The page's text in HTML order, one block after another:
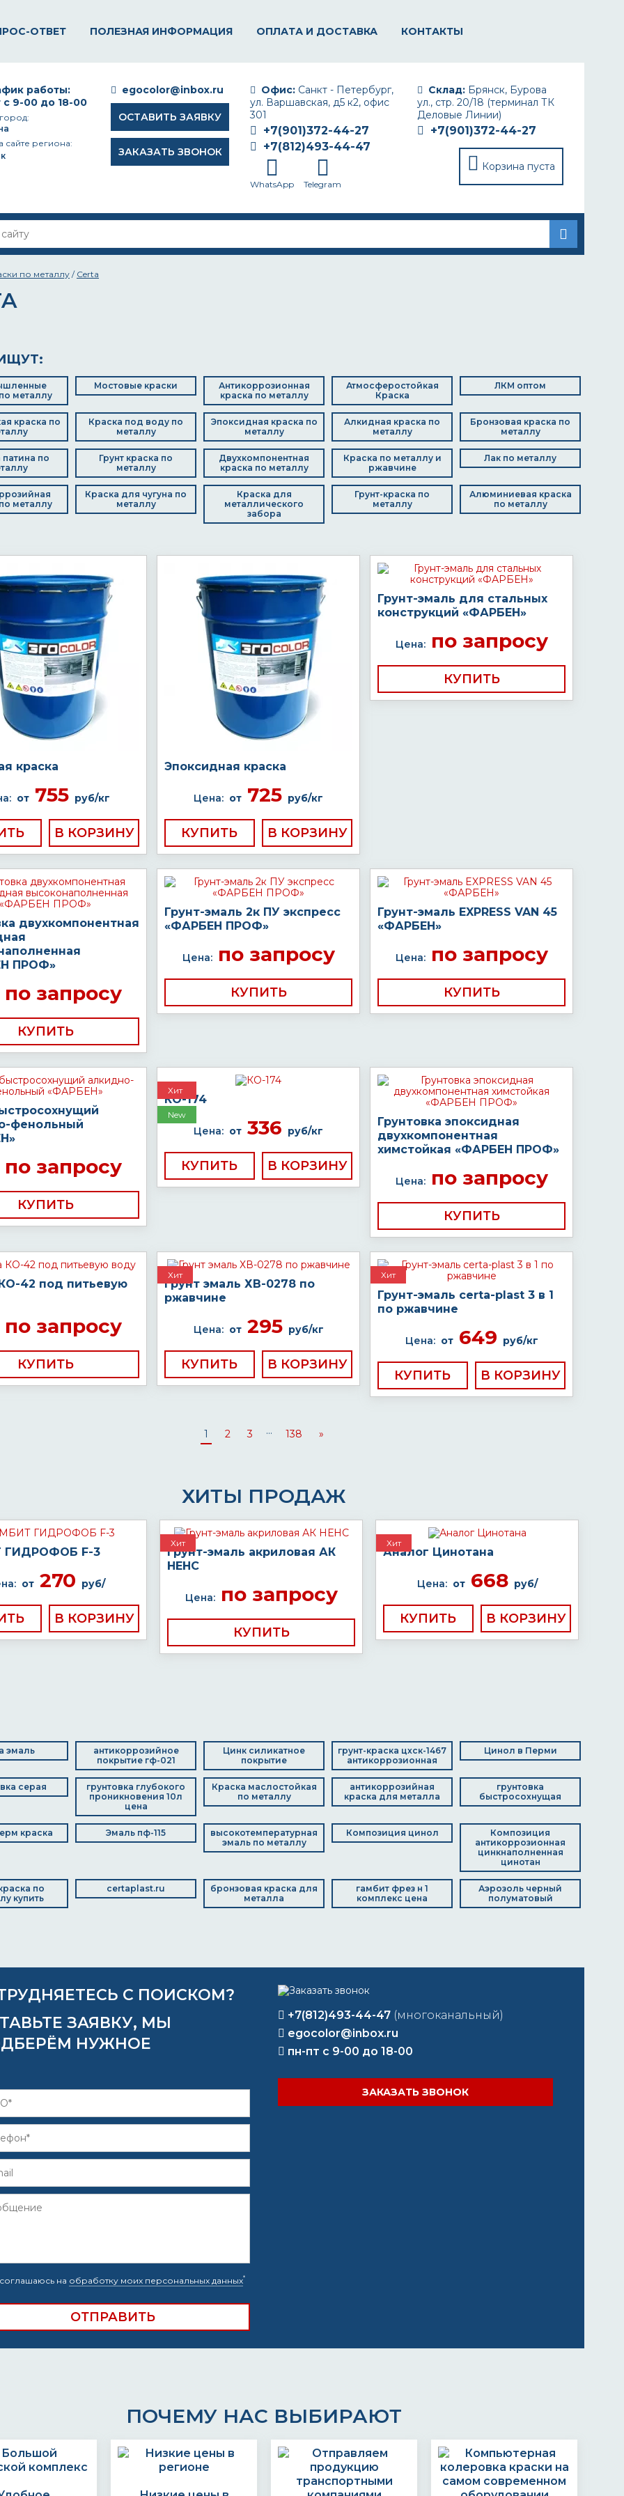
ОТВЕТ ПОЛЕЗНАЯ ИНФОРМАЦИЯ ОПЛАТА И ДОСТАВКА КОНТАКТЫ
Склад: Брянск, Бурова
ул., стр. 20/18 (терминал ТК
Деловые Линии)
+7(901)372-44-27
Корзина пуста
Офис: Санкт - Петербург,
ул. Варшавская, д5 к2, офис
301
+7(901)372-44-27
+7(812)493-44-47
WhatsApp Telegram
egocolor@inbox.ru
ОСТАВИТЬ ЗАЯВКУ
ЗАКАЗАТЬ ЗВОНОК
работы:
с 9-00 до 18-00
сайте региона:
по металлу / Certa
металлу
Мостовые краски
Антикоррозионная
краска по металлу
Атмосферостойкая
Краска
ЛКМ оптом
краска по
Краска под воду по
металлу
Эпоксидная краска по
металлу
Алкидная краска по
металлу
Бронзовая краска по
металлу
патина по
Грунт краска по
металлу
Двухкомпонентная
краска по металлу
Краска по металлу и
ржавчине
Лак по металлу
металлу
Краска для чугуна по
металлу
Краска для
металлического
забора
Грунт-краска по
металлу
Алюминиевая краска
по металлу
краска
от755 руб/кг
Эпоксидная краска
Цена: от 725 руб/кг
КУПИТЬ
Грунт-эмаль для стальных
конструкций «ФАРБЕН»
Цена:по запросу
КУПИТЬ
двухкомпонентная
ПРОФ»
запросу
КУПИТЬ
Грунт-эмаль 2к ПУ экспресс
«ФАРБЕН ПРОФ»
Цена:по запросу
КУПИТЬ
Грунт-эмаль EXPRESS VAN 45
«ФАРБЕН»
Цена:по запросу
КУПИТЬ
фенольный
запросу
КУПИТЬ
Хит
New
КО-174
Цена: от 336 руб/кг
КУПИТЬ
Грунтовка эпоксидная
двухкомпонентная
химстойкая «ФАРБЕН ПРОФ»
Цена:по запросу
КУПИТЬ
42 под питьевую
запросу
КУПИТЬ
Хит
Грунт эмаль ХВ-0278 по
ржавчине
Цена: от295 руб/кг
КУПИТЬ
Хит
Грунт-эмаль certa-plast 3 в 1
по ржавчине
Цена: от649 руб/кг
КУПИТЬ
1 2 3 ... 138 »
ХИТЫ ПРОДАЖ
ГИДРОФОБ F-3
от270 руб/
Хит
Грунт-эмаль акриловая АК
НЕНС
Цена:по запросу
КУПИТЬ
Хит
Аналог Цинотана
Цена: от668 руб/
КУПИТЬ
эмаль
антикоррозийное
покрытие гф-021
Цинк силикатное
покрытие
грунт-краска цхск-1467
антикоррозионная
Цинол в Перми
серая
грунтовка глубокого
проникновения 10л
цена
Краска маслостойкая
по металлу
антикоррозийная
краска для металла
грунтовка
быстросохнущая
краска Эмаль пф-115
высокотемпературная
эмаль по металлу
Композиция цинол
Композиция
антикоррозионная
цинкнаполненная
цинотан
по
купить
certaplast.ru
бронзовая краска для
металла
гамбит фрез н 1
комплекс цена
Аэрозоль черный
полуматовый
С ПОИСКОМ?
ЗАЯВКУ, МЫ
НУЖНОЕ
на обработку моих персональных данных*
+7(812)493-44-47 (многоканальный)
egocolor@inbox.ru
пн-пт с 9-00 до 18-00
ЗАКАЗАТЬ ЗВОНОК
ПОЧЕМУ НАС ВЫБИРАЮТ